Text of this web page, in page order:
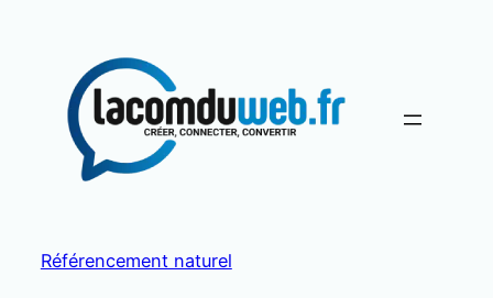
contenu
Référencement naturel